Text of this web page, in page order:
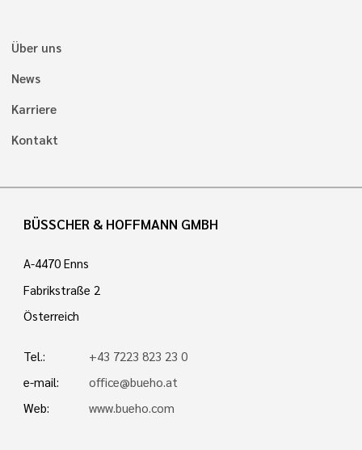
Über uns
News
Karriere
Kontakt
BÜSSCHER & HOFFMANN GMBH
A-4470 Enns
Fabrikstraße 2
Österreich
Tel.:
+43 7223 823 23 0
e-mail:
office@bueho.at
Web:
www.bueho.com